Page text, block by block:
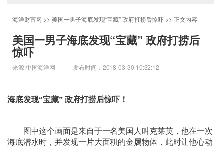
海洋财富网 >> 美国一男子海底发现“宝藏” 政府打捞后惊吓 >> 正文内容
美国一男子海底发现“宝藏” 政府打捞后
惊吓
来源:中国海洋网 发布时间：2018-03-30 10:32:12
海底发现“宝藏” 政府打捞后惊吓！
图中这个画面是来自于一名美国人叫克莱英，他在一次
海底潜水时，并发现一片大面积的金属物体，此时让他心动